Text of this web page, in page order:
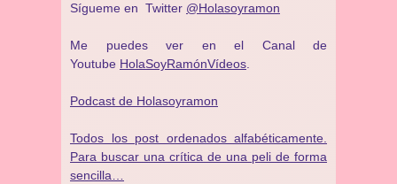
Sígueme en Twitter @Holasoyramon
Me puedes ver en el Canal de
Youtube HolaSoyRamónVídeos
Podcast de Holasoyramon
Todos los post ordenados alfabéticamente.
Para buscar una crítica de una peli de forma
sencilla…